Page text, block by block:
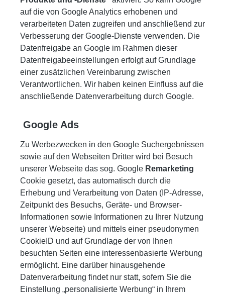
auf die von Google Analytics erhobenen und
verarbeiteten Daten zugreifen und anschließend zur
Verbesserung der Google-Dienste verwenden. Die
Datenfreigabe an Google im Rahmen dieser
Datenfreigabeeinstellungen erfolgt auf Grundlage
einer zusätzlichen Vereinbarung zwischen
Verantwortlichen. Wir haben keinen Einfluss auf die
anschließende Datenverarbeitung durch Google.
Google Ads
Zu Werbezwecken in den Google Suchergebnissen
sowie auf den Webseiten Dritter wird bei Besuch
unserer Webseite das sog. Google Remarketing
Cookie gesetzt, das automatisch durch die
Erhebung und Verarbeitung von Daten (IP-Adresse,
Zeitpunkt des Besuchs, Geräte- und Browser-
Informationen sowie Informationen zu Ihrer Nutzung
unserer Webseite) und mittels einer pseudonymen
CookieID und auf Grundlage der von Ihnen
besuchten Seiten eine interessenbasierte Werbung
ermöglicht. Eine darüber hinausgehende
Datenverarbeitung findet nur statt, sofern Sie die
Einstellung „personalisierte Werbung“ in Ihrem